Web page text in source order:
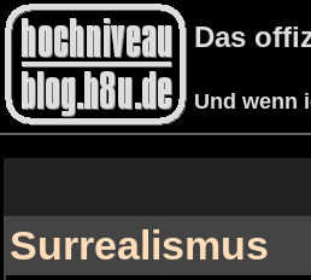
Das
Und wenn
Surrealismus